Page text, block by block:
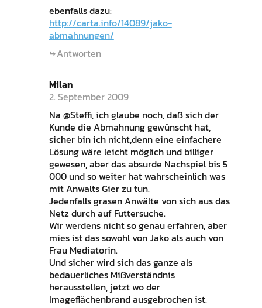
ebenfalls dazu:
http://carta.info/14089/jako-
abmahnungen/
Antworten
Milan
2. September 2009
Na @Steffi, ich glaube noch, daß sich der
Kunde die Abmahnung gewünscht hat,
sicher bin ich nicht,denn eine einfachere
Lösung wäre leicht möglich und billiger
gewesen, aber das absurde Nachspiel bis 5
000 und so weiter hat wahrscheinlich was
mit Anwalts Gier zu tun.
Jedenfalls grasen Anwälte von sich aus das
Netz durch auf Futtersuche.
Wir werdens nicht so genau erfahren, aber
mies ist das sowohl von Jako als auch von
Frau Mediatorin.
Und sicher wird sich das ganze als
bedauerliches Mißverständnis
herausstellen, jetzt wo der
Imageflächenbrand ausgebrochen ist.